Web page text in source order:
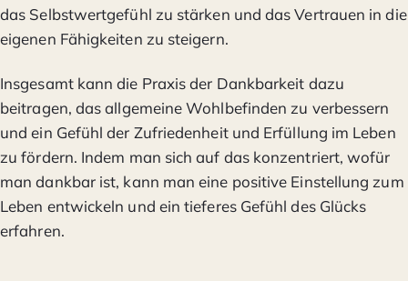
das Selbstwertgefühl zu stärken und das Vertrauen in die
eigenen Fähigkeiten zu steigern.
Insgesamt kann die Praxis der Dankbarkeit dazu
beitragen, das allgemeine Wohlbefinden zu verbessern
und ein Gefühl der Zufriedenheit und Erfüllung im Leben
zu fördern. Indem man sich auf das konzentriert, wofür
man dankbar ist, kann man eine positive Einstellung zum
Leben entwickeln und ein tieferes Gefühl des Glücks
erfahren.